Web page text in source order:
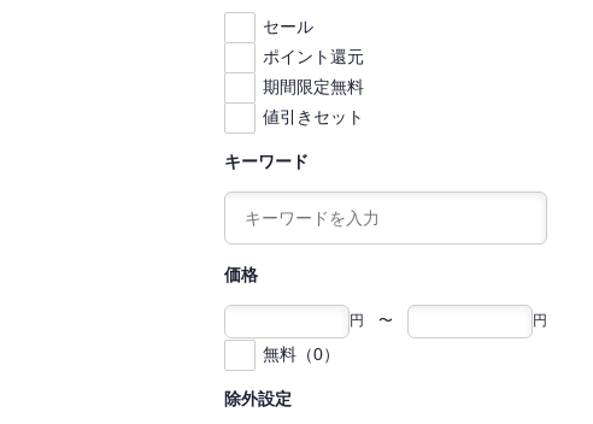
セール
ポイント還元
期間限定無料
値引きセット
キーワード
価格
円 〜 円
無料（0）
除外設定